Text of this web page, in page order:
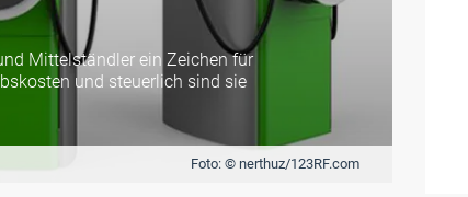
Foto: © nerthuz/123RF.com
Mittelständler ein Zeichen für
und steuerlich sind sie